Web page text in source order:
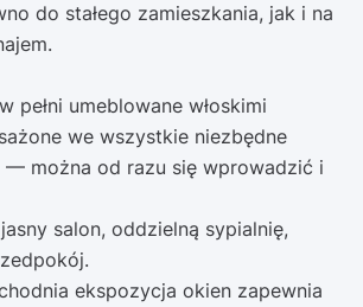
do stałego zamieszkania, jak i na
pełni umeblowane włoskimi
we wszystkie niezbędne
— można od razu się wprowadzić i
salon, oddzielną sypialnię,
ekspozycja okien zapewnia